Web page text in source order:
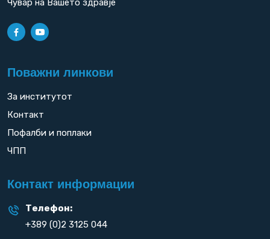
Чувар на Вашето здравје
Поважни линкови
За институтот
Контакт
Пофалби и поплаки
ЧПП
Контакт информации
Телефон:
+389 (0)2 3125 044